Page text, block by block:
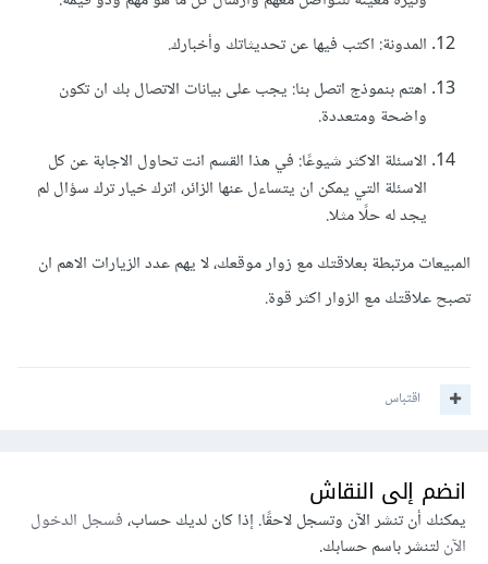
المدونة: اكتب فيها عن تحديثاتك وأخبارك.
اهتم بنموذج اتصل بنا: يجب على بيانات الاتصال بك ان تكون
واضحة ومتعددة.
الاسئلة الاكثر شيوعًا: في هذا القسم انت تحاول الاجابة عن كل
الاسئلة التي يمكن ان يتساءل عنها الزائر، اترك خيار ترك سؤال لم
يجد له حلًا مثلا.
المبيعات مرتبطة بعلاقتك مع زوار موقعك، لا يهم عدد الزيارات الاهم ان
تصبح علاقتك مع الزوار اكثر قوة.
اقتباس
انضم إلى النقاش
يمكنك أن تنشر الآن وتسجل لاحقًا. إذا كان لديك حساب،فسجل الدخول
الآنلتنشر باسم حسابك.